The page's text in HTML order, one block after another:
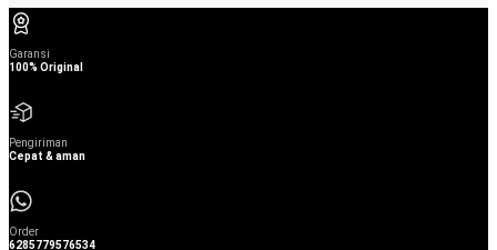
Garansi
100% Original
Pengiriman
Cepat & aman
Order
6285779576534